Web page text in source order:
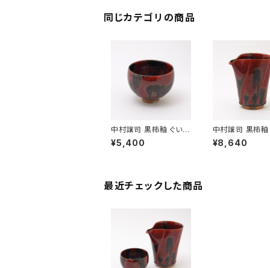
同じカテゴリの商品
中村譲司 黒柿釉 ぐい呑
み 京焼【伝統工芸品】
【民藝品】【ギフト プレゼ
¥5,400
中村譲司 黒柿
酒器 京焼【伝統
【民藝品】【ギフ
¥8,640
最近チェックした商品